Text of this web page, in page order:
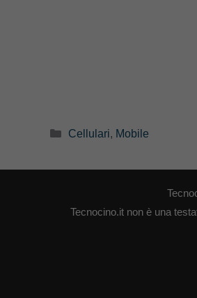
Categorie
Cellulari, Mobile
Tecnocino.it non è una